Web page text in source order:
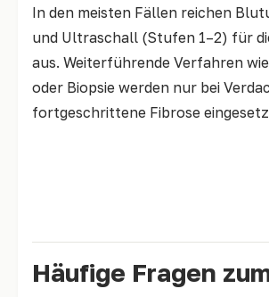
In den meisten Fällen reichen
und Ultraschall (Stufen 1–2) für
aus. Weiterführende Verfahren
oder Biopsie werden nur bei
fortgeschrittene Fibrose
Häufige Fragen